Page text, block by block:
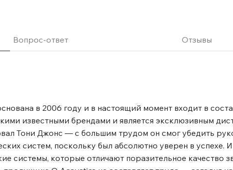
Вопрос-ответ Отзывы
в 2006 году и в настоящий момент входит в
известными брендами и является эксклюзивным
Тони Джонс ― с большим трудом он смог убедить
систем, поскольку был абсолютно уверен в успехе.
системы, которые отличают поразительное качество